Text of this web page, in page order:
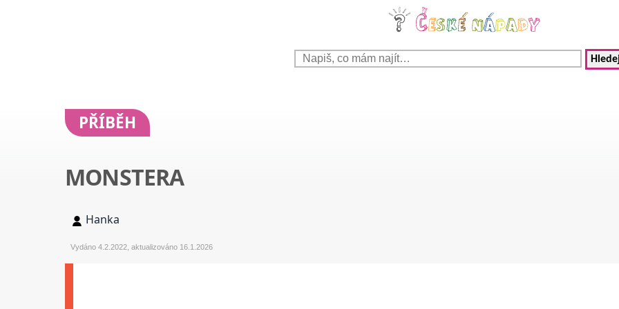
PŘÍBĚH
MONSTERA
Hanka
Vydáno 4.2.2022, aktualizováno 16.1.2026